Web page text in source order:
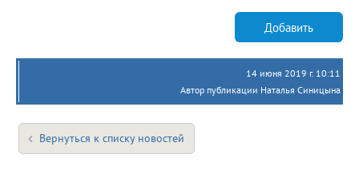
Добавить
14 июня 2019 г. 10:11
Автор публикации Наталья Синицына
Вернуться к списку новостей